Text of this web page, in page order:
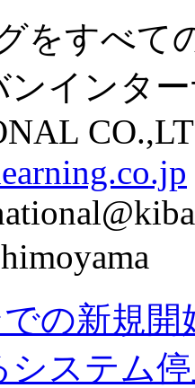
をすべて
ンインタ
の新規
システム